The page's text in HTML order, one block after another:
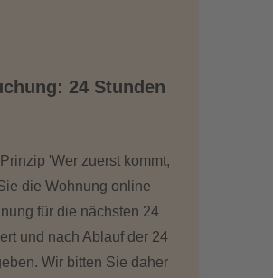
24 Stunden
'Wer zuerst kommt,
die Wohnung online
für die nächsten 24
und nach Ablauf der 24
Wir bitten Sie daher